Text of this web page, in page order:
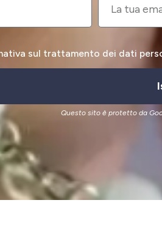
sul trattamento dei dati
Questo sito è protetto da